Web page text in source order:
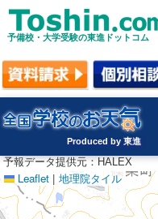
予備校・大学受験の東進ドットコム
Produced by 東進
Leaflet | 地理院タイル
予報データ提供元：HALEX